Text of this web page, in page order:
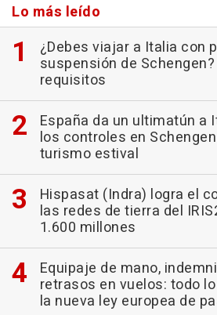
Lo más leído
¿Debes viajar a Italia con
suspensión de
requisitos
España da un ultimatún a
los controles en
turismo estival
Hispasat (Indra) logra el
las redes de tierra del
1.600 millones
Equipaje de mano,
retrasos en vuelos: todo
la nueva ley europea de